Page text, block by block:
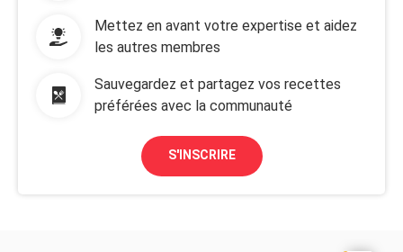
Mettez en avant votre expertise et aidez
les autres membres
Sauvegardez et partagez vos recettes
préférées avec la communauté
S'INSCRIRE